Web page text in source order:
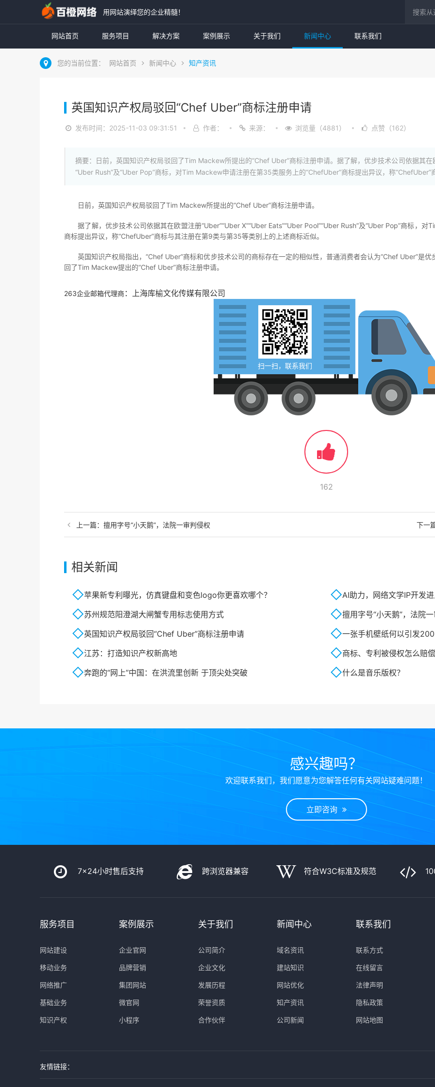
用网站演绎您的企业精髓！
网站首页 服务项目 解决方案 案例展示 关于我们 新闻中心 联系我们
您的当前位置： 网站首页 新闻中心 知产资讯
英国知识产权局驳回“Chef Uber”商标注册申请
发布时间：2025-11-03 09:31:51 作者： 来源： 浏览量（4881） 点赞（162）
摘要：日前，英国知识产权局驳回了Tim Mackew所提出的“Chef Uber”商标注册申请。据了解，优步技术公司依据其在
“Uber Rush”及“Uber Pop”商标，对Tim Mackew申请注册在第35类服务上的“ChefUber”商标提出异议，称
日前，英国知识产权局驳回了Tim Mackew所提出的“Chef Uber”商标注册申请。
据了解，优步技术公司依据其在欧盟注册“Uber”“Uber X”“Uber Eats”“Uber Pool”“Uber Rush”及“Uber Pop”商标，
商标提出异议，称“ChefUber”商标与其注册在第9类与第35等类别上的上述商标近似。
英国知识产权局指出，“Chef Uber”商标和优步技术公司的商标存在一定的相似性，普通消费者会认为“Chef Uber”是优
回了Tim Mackew提出的“Chef Uber”商标注册申请。
263企业邮箱代理商：上海库榆文化传媒有限公司
扫一扫，联系我们
162
上一篇： 擅用字号“小天鹅”，法院一审判侵权 下一
相关新闻
苹果新专利曝光，仿真键盘和变色logo你更喜欢哪个？
AI助力，网络文学IP开发
苏州规范阳澄湖大闸蟹专用标志使用方式
擅用字号“小天鹅”，法院
英国知识产权局驳回“Chef Uber”商标注册申请
一张手机壁纸何以引发
江苏：打造知识产权新高地
商标、专利被侵权怎么赔
奔跑的“网上”中国：在洪流里创新 于顶尖处突破
什么是音乐版权？
感兴趣吗？
欢迎联系我们，我们愿意为您解答任何有关网站疑难问题！
立即咨询
7x24小时售后支持 跨浏览器兼容 符合W3C标准及规范
服务项目
网站建设
移动业务
网络推广
基础业务
知识产权
案例展示
企业官网
品牌营销
集团网站
微官网
小程序
关于我们
公司简介
企业文化
发展历程
荣誉资质
合作伙伴
新闻中心
域名资讯
建站知识
网站优化
知产资讯
公司新闻
联系我们
联系方式
在线留言
法律声明
隐私政策
网站地图
友情链接：